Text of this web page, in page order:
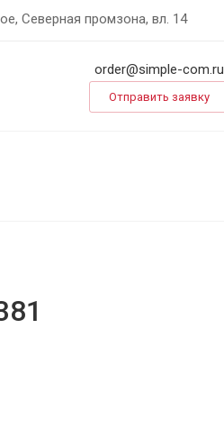
Северная промзона, вл. 14
order@simple-com.ru
Отправить заявку